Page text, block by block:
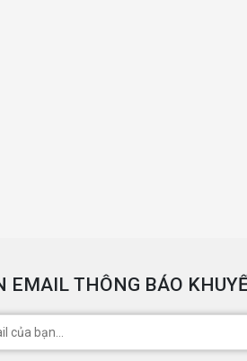
EMAIL THÔNG BÁO